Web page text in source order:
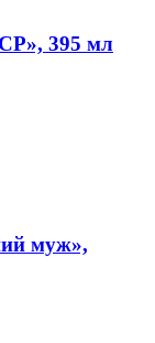
395 мл
муж»,